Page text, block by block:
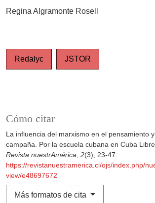
Regina Algramonte Rosell
Redalyc JSTOR
Cómo citar
La influencia del marxismo en el pensamiento
campaña. Por la escuela cubana en Cuba
Revista nuestrAmérica 2(3), 23-47.
https://revistanuestramerica.cl/ojs/index.php/
view/e48697672
Más formatos de cita